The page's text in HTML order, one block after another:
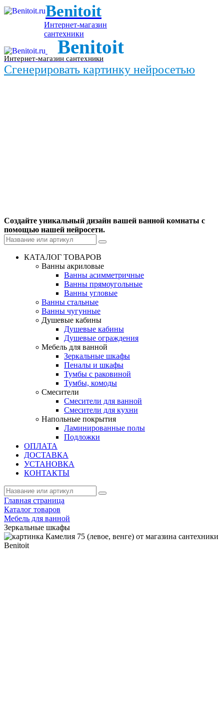
Benitoit
Интернет-магазин
сантехники
Benitoit
Интернет-магазин сантехники
Сгенерировать картинку нейросетью
Создайте уникальный дизайн вашей ванной комнаты с
помощью нашей нейросети.
КАТАЛОГ ТОВАРОВ
Ванны акриловые
Ванны асимметричные
Ванны прямоугольные
Ванны угловые
Ванны стальные
Ванны чугунные
Душевые кабины
Душевые кабины
Душевые ограждения
Мебель для ванной
Зеркальные шкафы
Пеналы и шкафы
Тумбы с раковиной
Тумбы, комоды
Смесители
Смесители для ванной
Смесители для кухни
Напольные покрытия
Ламинированные полы
Подложки
ОПЛАТА
ДОСТАВКА
УСТАНОВКА
КОНТАКТЫ
Главная страница
Каталог товаров
Мебель для ванной
Зеркальные шкафы